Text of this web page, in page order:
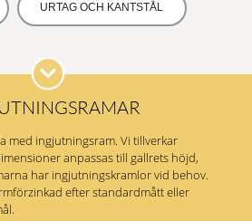
URTAG OCH KANTSTÅL
med ingjutningsram. Vi tillverkar
anpassas till gallrets höjd,
har ingjutningskramlor vid behov.
efter standardmått eller